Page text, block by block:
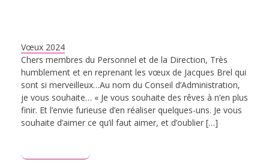
Vœux 2024
Chers membres du Personnel et de la Direction, Très
humblement et en reprenant les vœux de Jacques Brel qui
sont si merveilleux…Au nom du Conseil d’Administration,
je vous souhaite… « Je vous souhaite des rêves à n’en plus
finir. Et l’envie furieuse d’en réaliser quelques-uns. Je vous
souhaite d’aimer ce qu’il faut aimer, et d’oublier […]